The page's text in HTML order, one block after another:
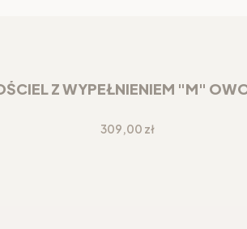
Z WYPEŁNIENIEM "M"
Cena
309,00 zł